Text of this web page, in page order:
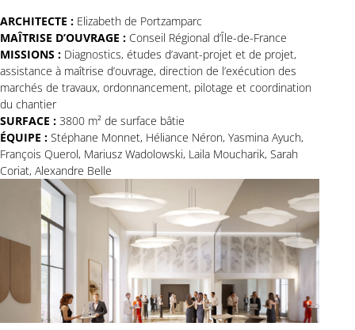
ARCHITECTE : Elizabeth de Portzamparc
MAÎTRISE D’OUVRAGE : Conseil Régional d’Île-de-France
MISSIONS : Diagnostics, études d’avant-projet et de projet,
assistance à maîtrise d’ouvrage, direction de l’exécution des
marchés de travaux, ordonnancement, pilotage et coordination
du chantier
SURFACE : 3800 m² de surface bâtie
ÉQUIPE : Stéphane Monnet, Héliance Néron, Yasmina Ayuch,
François Querol, Mariusz Wadolowski, Laila Moucharik, Sarah
Coriat, Alexandre Belle